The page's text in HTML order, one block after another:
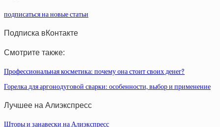
подписаться на новые статьи
Подписка вКонтакте
Смотрите также:
Профессиональная косметика: почему она стоит своих денег?
Горелка для аргонодуговой сварки: особенности, выбор и применение
Лучшее на Алиэкспресс
Шторы и занавески на Алиэкспресс